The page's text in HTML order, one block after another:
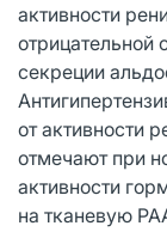
активности
отрицательной
секреции
от активности
отмечают при
активности
на тканевую